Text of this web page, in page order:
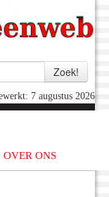
7 augustus 2026
OVER ONS